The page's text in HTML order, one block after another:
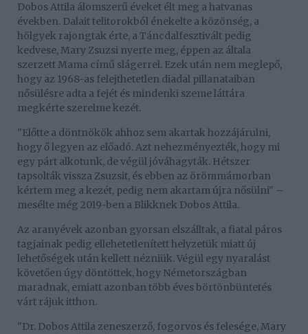
Dobos Attila álomszerű éveket élt meg a hatvanas
években. Dalait telitorokból énekelte a közönség, a
hölgyek rajongtak érte, a Táncdalfesztivált pedig
kedvese, Mary Zsuzsi nyerte meg, éppen az általa
szerzett Mama című slágerrel. Ezek után nem meglepő,
hogy az 1968-as felejthetetlen diadal pillanataiban
nősülésre adta a fejét és mindenki szeme láttára
megkérte szerelme kezét.
"Előtte a döntnökök ahhoz sem akartak hozzájárulni,
hogy ő legyen az előadó. Azt nehezményezték, hogy mi
egy párt alkotunk, de végül jóváhagyták. Hétszer
tapsolták vissza Zsuzsit, és ebben az örömmámorban
kértem meg a kezét, pedig nem akartam újra nősülni" –
mesélte még 2019-ben a Blikknek Dobos Attila.
Az aranyévek azonban gyorsan elszálltak, a fiatal páros
tagjainak pedig ellehetetlenített helyzetük miatt új
lehetőségek után kellett nézniük. Végül egy nyaralást
követően úgy döntöttek, hogy Németországban
maradnak, emiatt azonban több éves börtönbüntetés
várt rájuk itthon.
"Dr. Dobos Attila zeneszerző, fogorvos és felesége, Mary